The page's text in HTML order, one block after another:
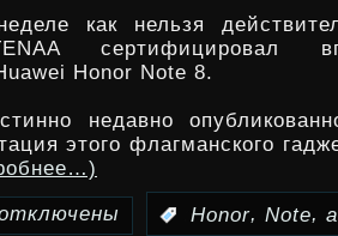
как нельзя
сертифицировал
Honor Note 8.
недавно
этого флагманского
Honor, Note,